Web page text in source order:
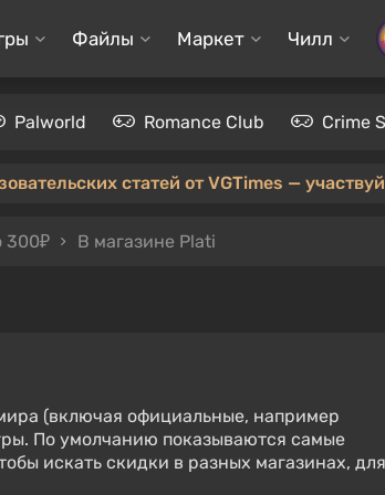
Файлы Маркет Чилл
Palworld Romance Club Crime
статей от VGTimes —
300₽ В магазине Plati
(включая официальные, например
По умолчанию показываются самые
искать скидки в разных магазинах, для